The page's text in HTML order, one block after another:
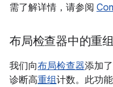
需了解详情，请参阅
布局检查器中的重
我们向布局检查器添加
诊断高重组计数。此功